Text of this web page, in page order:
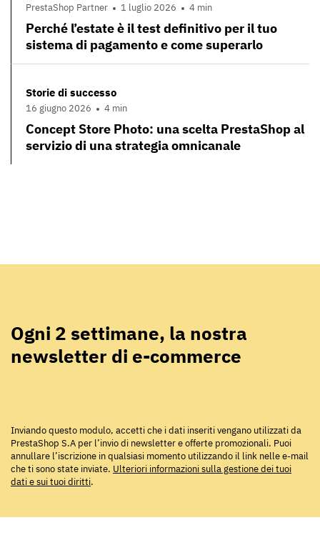
PrestaShop Partner 1 luglio 2026 4 min
Perché l’estate è il test definitivo per il tuo
sistema di pagamento e come superarlo
Storie di successo
16 giugno 2026 4 min
Concept Store Photo: una scelta PrestaShop al
servizio di una strategia omnicanale
Ogni 2 settimane, la nostra
newsletter di e-commerce
Inviando questo modulo, accetti che i dati inseriti vengano utilizzati da
PrestaShop S.A per l’invio di newsletter e offerte promozionali. Puoi
annullare l’iscrizione in qualsiasi momento utilizzando il link nelle e-mail
che ti sono state inviate. Ulteriori informazioni sulla gestione dei tuoi
dati e sui tuoi diritti.